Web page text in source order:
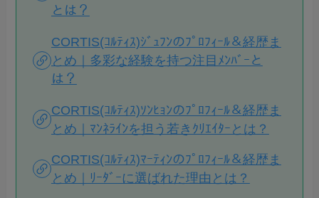
とは？
CORTIS(ｺﾙﾃｨｽ)ｼﾞｭﾌﾝのﾌﾟﾛﾌｨｰﾙ＆経歴ま
とめ｜多彩な経験を持つ注目ﾒﾝﾊﾞｰと
は？
CORTIS(ｺﾙﾃｨｽ)ｿﾝﾋｮﾝのﾌﾟﾛﾌｨｰﾙ＆経歴ま
とめ｜ﾏﾝﾈﾗｲﾝを担う若きｸﾘｴｲﾀｰとは？
CORTIS(ｺﾙﾃｨｽ)ﾏｰﾃｨﾝのﾌﾟﾛﾌｨｰﾙ＆経歴ま
とめ｜ﾘｰﾀﾞｰに選ばれた理由とは？